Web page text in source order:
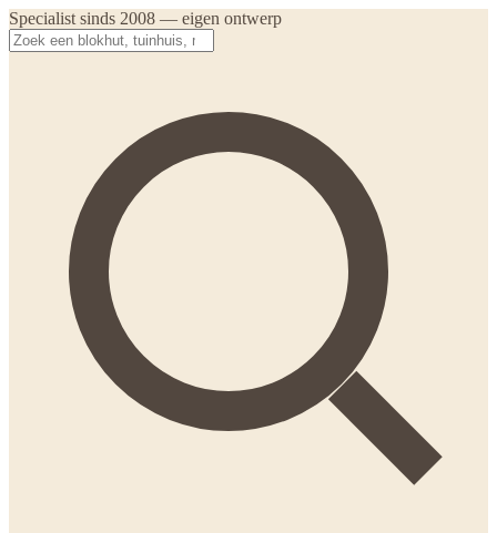
Specialist sinds 2008 — eigen ontwerp